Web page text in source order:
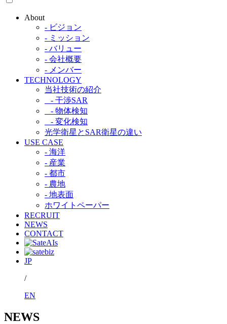
About
- ビジョン
- ミッション
- バリュー
- 会社概要
- メンバー
TECHNOLOGY
当社技術の紹介​
- 干渉SAR​
- 物体検知​
- 変化検知​
光学衛星とSAR衛星の違い​
USE CASE
- 海洋
- 産業
- 都市​
- 農地
- 地表面
ホワイトペーパー
RECRUIT
NEWS
CONTACT
JP
/
EN
NEWS